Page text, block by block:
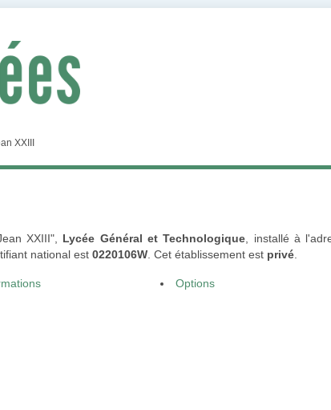
XXIII
XXIII", Lycée Général et Technologique , installé à
national est 0220106W . Cet établissement est privé
Options